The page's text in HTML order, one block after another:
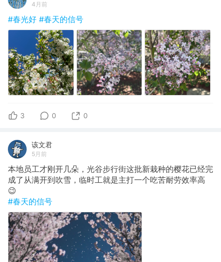
4月前
#春光好 #春天的信号
3 0 0
该文君
5月前
本地员工才刚开几朵，光谷步行街这批新栽种的樱花已经完
成了从满开到吹雪，临时工就是主打一个吃苦耐劳效率高
😉
#春天的信号